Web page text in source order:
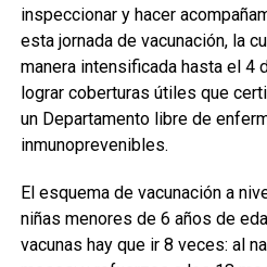
inspeccionar y hacer
esta jornada de vacunación, la
manera intensificada hasta el 4
lograr coberturas útiles que
un Departamento libre de
inmunoprevenibles.
El esquema de vacunación a
niñas menores de 6 años de
vacunas hay que ir 8 veces: al